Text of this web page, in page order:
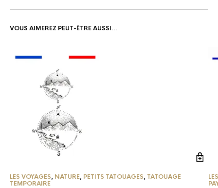
VOUS AIMEREZ PEUT-ÊTRE AUSSI…
LES VOYAGES, NATURE, PETITS TATOUAGES, TATOUAGE
TEMPORAIRE